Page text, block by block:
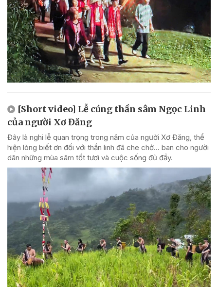
[Short video] Lễ cúng thần sâm Ngọc Linh
của người Xơ Đăng
Đây là nghi lễ quan trọng trong năm của người Xơ Đăng, thể
hiện lòng biết ơn đối với thần linh đã che chở... ban cho người
dân những mùa sâm tốt tươi và cuộc sống đủ đầy.